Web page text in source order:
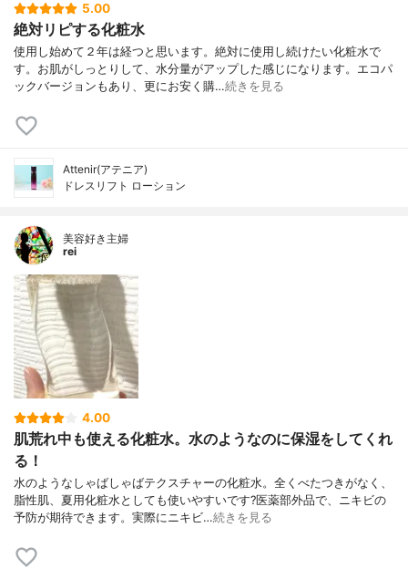
5.00
絶対リピする化粧水
使用し始めて２年は経つと思います。絶対に使用し続けたい化粧水で
す。お肌がしっとりして、水分量がアップした感じになります。エコパ
ックバージョンもあり、更にお安く購…続きを見る
Attenir(アテニア)
ドレスリフト ローション
美容好き主婦
rei
4.00
肌荒れ中も使える化粧水。水のようなのに保湿をしてくれ
る！
水のようなしゃばしゃばテクスチャーの化粧水。全くべたつきがなく、
脂性肌、夏用化粧水としても使いやすいです?医薬部外品で、ニキビの
予防が期待できます。実際にニキビ…続きを見る